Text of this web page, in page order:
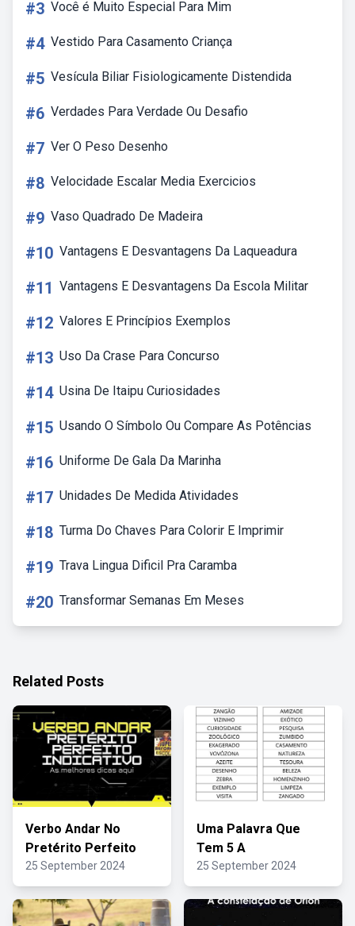
#3 Você é Muito Especial Para Mim
#4 Vestido Para Casamento Criança
#5 Vesícula Biliar Fisiologicamente Distendida
#6 Verdades Para Verdade Ou Desafio
#7 Ver O Peso Desenho
#8 Velocidade Escalar Media Exercicios
#9 Vaso Quadrado De Madeira
#10 Vantagens E Desvantagens Da Laqueadura
#11 Vantagens E Desvantagens Da Escola Militar
#12 Valores E Princípios Exemplos
#13 Uso Da Crase Para Concurso
#14 Usina De Itaipu Curiosidades
#15 Usando O Símbolo Ou Compare As Potências
#16 Uniforme De Gala Da Marinha
#17 Unidades De Medida Atividades
#18 Turma Do Chaves Para Colorir E Imprimir
#19 Trava Lingua Dificil Pra Caramba
#20 Transformar Semanas Em Meses
Related Posts
Verbo Andar No
Pretérito Perfeito
25 September 2024
Uma Palavra Que
Tem 5 A
25 September 2024